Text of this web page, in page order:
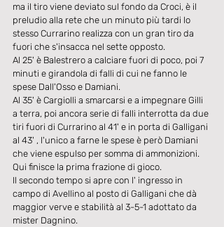
ma il tiro viene deviato sul fondo da Croci, è il
preludio alla rete che un minuto più tardi lo
stesso Currarino realizza con un gran tiro da
fuori che s'insacca nel sette opposto.
Al 25' è Balestrero a calciare fuori di poco, poi 7
minuti e girandola di falli di cui ne fanno le
spese Dall'Osso e Damiani.
Al 35' è Cargiolli a smarcarsi e a impegnare Gilli
a terra, poi ancora serie di falli interrotta da due
tiri fuori di Currarino al 41' e in porta di Galligani
al 43' , l'unico a farne le spese è però Damiani
che viene espulso per somma di ammonizioni.
Qui finisce la prima frazione di gioco.
Il secondo tempo si apre con l' ingresso in
campo di Avellino al posto di Galligani che dà
maggior verve e stabilità al 3-5-1 adottato da
mister Dagnino.